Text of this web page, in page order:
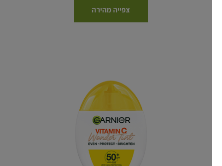
צפייה מהירה